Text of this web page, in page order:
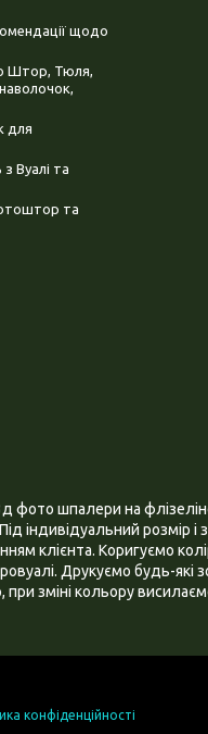
щодо
Штор, Тюля,
для
Вуалі та
та
фото шпалери на
індивідуальний розмір і
клієнта. Коригуємо
Друкуємо будь-які
зміні кольору
конфіденційності